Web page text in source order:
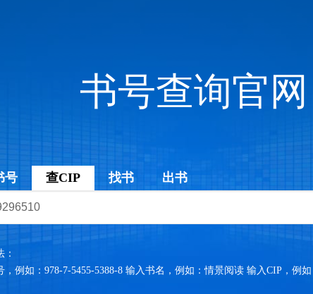
书号查询官网
号 查CIP 找书 出书
，例如：978-7-5455-5388-8 输入书名，例如：情景阅读 输入CIP，例如